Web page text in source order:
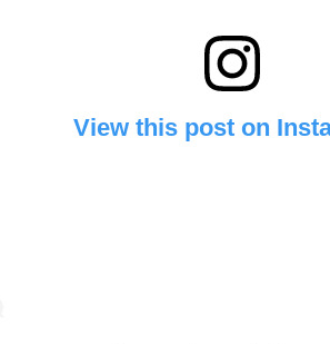
View this post on